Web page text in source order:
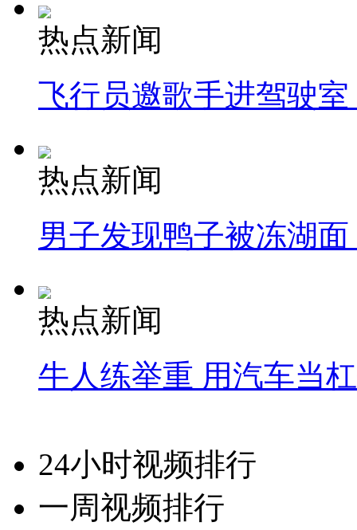
热点新闻
飞行员邀歌手进驾驶
热点新闻
男子发现鸭子被冻湖
热点新闻
牛人练举重 用汽车当
24小时视频排行
一周视频排行